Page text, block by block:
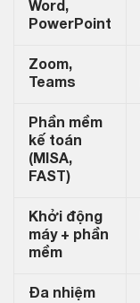
Word,
PowerPoint
Zoom,
Teams
Phần mềm
kế toán
(MISA,
FAST)
Khởi động
máy + phần
mềm
Đa nhiệm